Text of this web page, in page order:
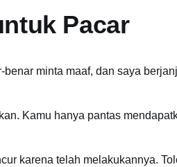
Pacar
minta maaf, dan saya
Kamu hanya pantas
karena telah melakukannya.